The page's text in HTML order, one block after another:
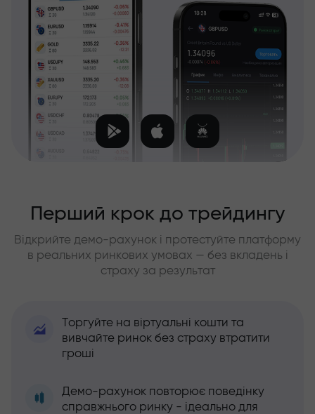
Перший крок до трейдингу
Відкрийте демо-рахунок і протестуйте платформу
в реальних ринкових умовах — без вкладень і
страху за результат
Торгуйте на віртуальні кошти та
вивчайте ринок без страху втратити
гроші
Демо-рахунок повторює поведінку
справжнього ринку - ідеально для